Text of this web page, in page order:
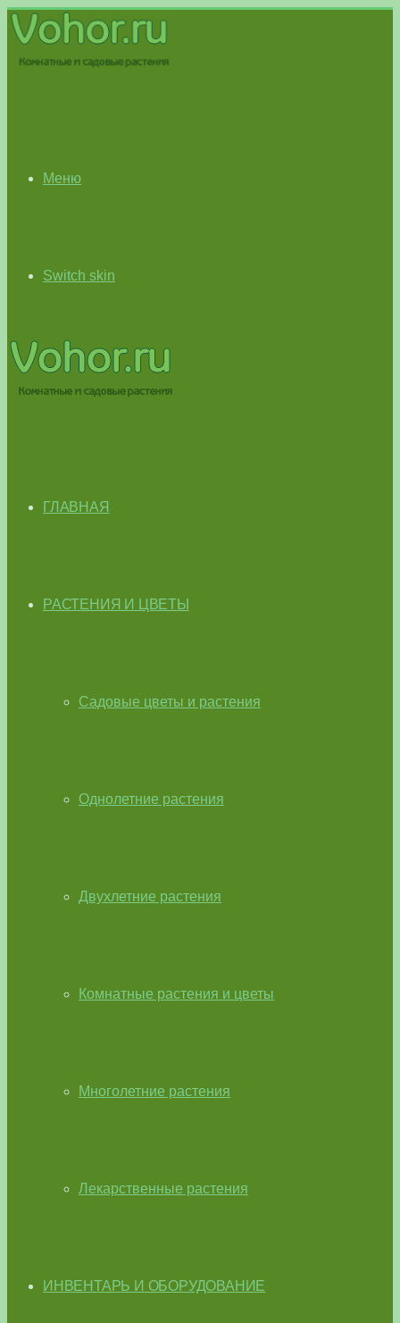
Меню
Switch skin
ГЛАВНАЯ
РАСТЕНИЯ И ЦВЕТЫ
Садовые цветы и растения
Однолетние растения
Двухлетние растения
Комнатные растения и цветы
Многолетние растения
Лекарственные растения
ИНВЕНТАРЬ И ОБОРУДОВАНИЕ